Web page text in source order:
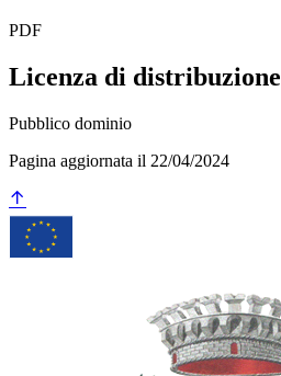
PDF
Licenza di distribuzione
Pubblico dominio
Pagina aggiornata il 22/04/2024